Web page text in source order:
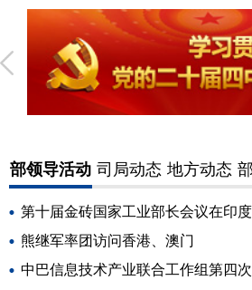
部领导活动 司局动态 地方动态
熊继军率团访问香港、澳门
中巴信息技术产业联合工作组第四